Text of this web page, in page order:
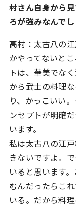
村さん自身から
ろが強みなんでし
高村：太古八の
かやってないと
トは、華美でな
から武士の料理
り、かっこいい
ンセプトが明確
います。
私は太古八の江
きないですよ。
いると思います
むんだったらこ
いる。だから料